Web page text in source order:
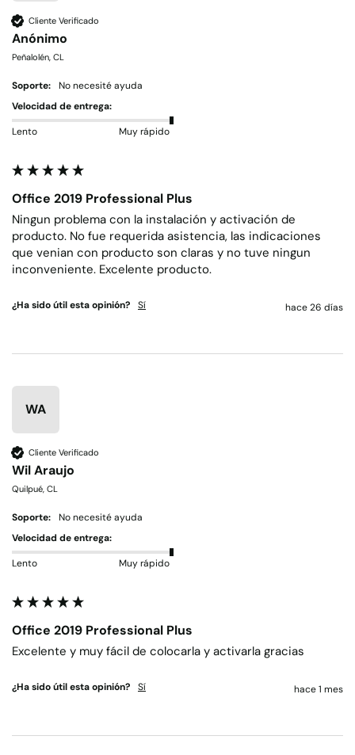
Cliente Verificado
Anónimo
Peñalolén, CL
Soporte:
No necesité ayuda
Velocidad de entrega:
Lento
Muy rápido
Office 2019 Professional Plus
Ningun problema con la instalación y activación de
producto. No fue requerida asistencia, las indicaciones
que venian con producto son claras y no tuve ningun
inconveniente. Excelente producto.
¿Ha sido útil esta opinión? Sí hace 26 días
WA
Cliente Verificado
Wil Araujo
Quilpué, CL
Soporte:
No necesité ayuda
Velocidad de entrega:
Lento
Muy rápido
Office 2019 Professional Plus
Excelente y muy fácil de colocarla y activarla gracias
¿Ha sido útil esta opinión? Sí hace 1 mes